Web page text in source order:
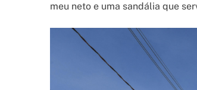
meu neto e uma sandália que